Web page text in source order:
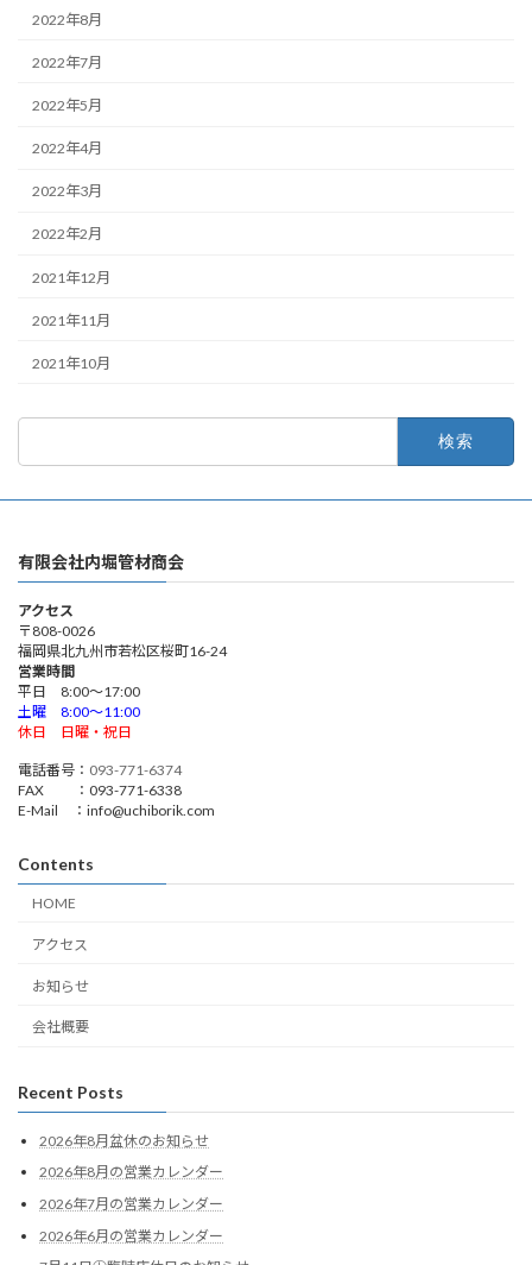
2022年8月
2022年7月
2022年5月
2022年4月
2022年3月
2022年2月
2021年12月
2021年11月
2021年10月
有限会社内堀管材商会
アクセス
〒808-0026
福岡県北九州市若松区桜町16-24
営業時間
平日 8:00～17:00
土曜 8:00～11:00
休日 日曜・祝日
電話番号： 093-771-6374
FAX ：093-771-6338
E-Mail ：info@uchiborik.com
Contents
HOME
アクセス
お知らせ
会社概要
Recent Posts
2026年8月盆休のお知らせ
2026年8月の営業カレンダー
2026年7月の営業カレンダー
2026年6月の営業カレンダー